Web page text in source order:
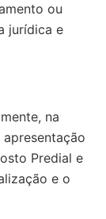
ou
jurídica e
na
Predial e
e o